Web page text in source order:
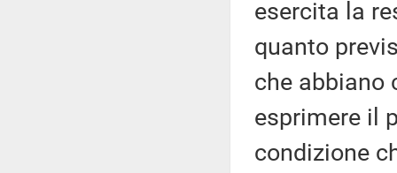
esercita la
quanto
che abbiano
esprimere il
condizione